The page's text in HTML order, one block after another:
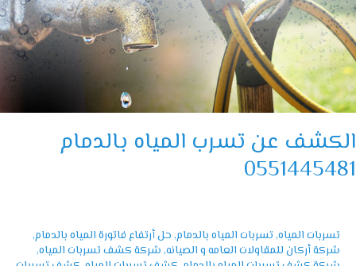
عن تسرب المياه بالدمام
تسربات المياه,تسربات المياه بالدمام,حل أرتفاع فاتورة المياه بالدمام,
شركة أركان للمقاولات العامه و الصيانه,شركة كشف تسربات المياه,